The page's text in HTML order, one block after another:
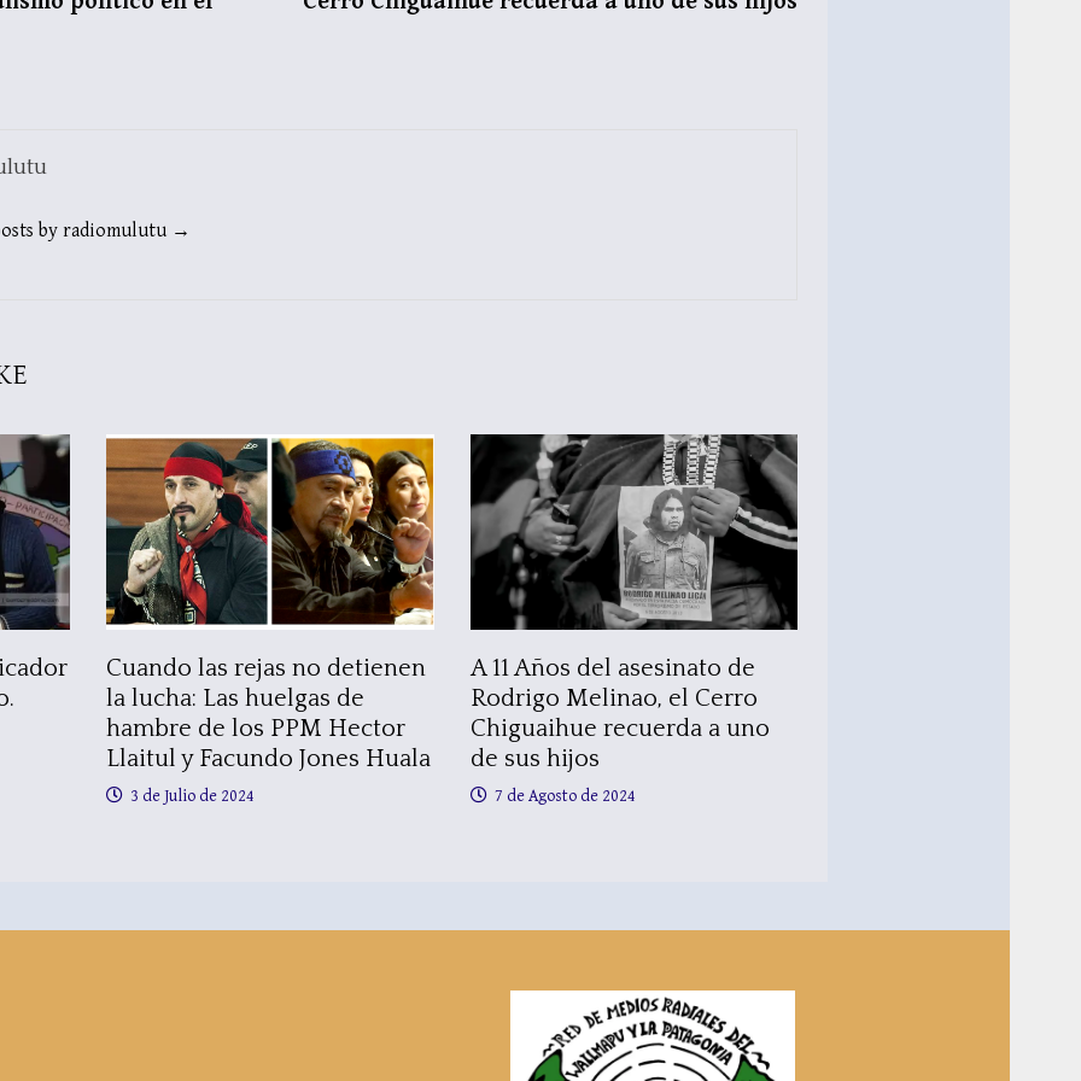
by radiomulutu →
Cuando las rejas no detienen
la lucha: Las huelgas de
hambre de los PPM Hector
Llaitul y Facundo Jones Huala
3 de Julio de 2024
A 11 Años del asesinato de
Rodrigo Melinao, el Cerro
Chiguaihue recuerda a uno
de sus hijos
7 de Agosto de 2024